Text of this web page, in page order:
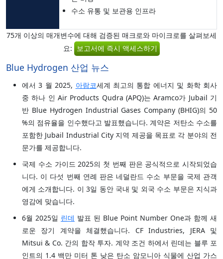
수소 유통 및 보관용 인프라
75개 이상의 매개변수에 대해 검증된 매크로와 마이크로를 살펴보세
요: 보고서에 즉시 액세스하기
Blue Hydrogen 산업 뉴스
에서 3 월 2025, 아람코세계 최고의 통합 에너지 및 화학 회사
중 하나 인 Air Products Qudra (APQ)는 Aramco가 Jubail 기
반 Blue Hydrogen Industrial Gases Company (BHIG)의 50
%의 점유율을 인수했다고 발표했습니다. 계약은 저탄소 수소를
포함한 Jubail Industrial City 지역 제공을 목표로 각 분야의 전
문가를 제공합니다.
국제 수소 가이드 2025의 첫 번째 판은 공식적으로 시작되었습
니다. 이 다섯 번째 연례 판은 네덜란드 수소 부문을 국제 관객
에게 소개합니다. 이 3일 동안 국내 및 외국 수소 부문은 지식과
영감에 맞습니다.
6월 2025일 린데 발표 된 Blue Point Number One과 함께 새
로운 장기 계약을 체결했습니다. CF Industries, JERA 및
Mitsui & Co. 간의 합작 투자. 계약 조건 하에서 린데는 블루 포
인트의 1.4 백만 미터 톤 낮은 탄소 암모니아 식물에 산업 가스